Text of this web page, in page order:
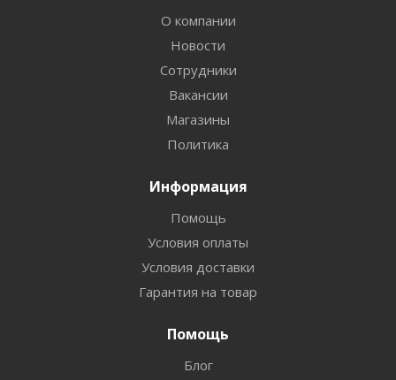
О компании
Новости
Сотрудники
Вакансии
Магазины
Политика
Информация
Помощь
Условия оплаты
Условия доставки
Гарантия на товар
Помощь
Блог